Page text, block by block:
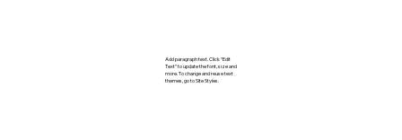
Add paragraph text. Click “Edit
Text” to update the font, size and
more. To change and reuse text
themes, go to Site Styles.